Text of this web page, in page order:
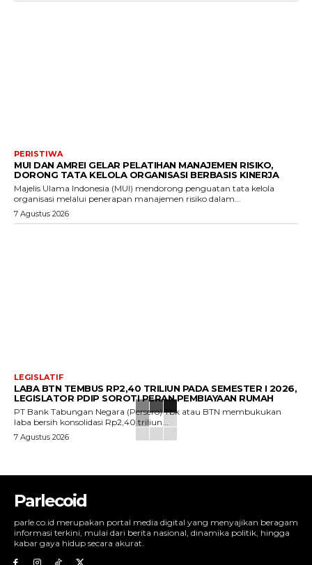
PERISTIWA
MUI DAN AMREI GELAR PELATIHAN MANAJEMEN RISIKO,
DORONG TATA KELOLA ORGANISASI BERBASIS KINERJA
Majelis Ulama Indonesia (MUI) mendorong penguatan tata kelola
organisasi melalui penerapan manajemen risiko dalam...
7 Agustus 2026
LEGISLATIF
LABA BTN TEMBUS RP2,40 TRILIUN PADA SEMESTER I 2026,
LEGISLATOR PDIP SOROTI PERAN PEMBIAYAAN RUMAH
PT Bank Tabungan Negara (Persero) Tbk atau BTN membukukan
laba bersih konsolidasi Rp2,40 triliun...
7 Agustus 2026
Parlecoid
parle.co.id merupakan portal media digital yang menyajikan beragam
informasi terkini, mulai dari berita nasional, dinamika politik, hingga
kabar gaya hidup secara akurat.